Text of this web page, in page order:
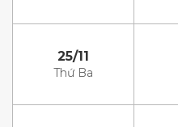
25/11
Thứ Ba